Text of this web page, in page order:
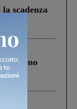
scadenza
“Un
il